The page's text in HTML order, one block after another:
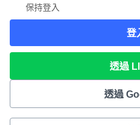
保持登入
登
透過
透過